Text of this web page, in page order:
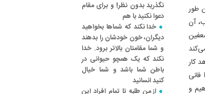
طور
آن
کار
و
نگذرید بدون نظر! و برای مقام
دعوا نکنید با هم
خدا نکند که شماها بخواهید
دیگران، خون خودشان را بدهند
و شما مقامتان بالاتر برود. خدا
نکند که یک همچو حیوانی در
باطن شما باشد و شما خیال
کنید انسانید
از من طلبه تا تمام افراد این